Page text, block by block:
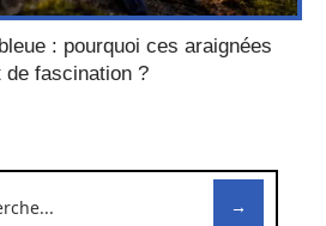
: pourquoi ces araignées
de fascination ?